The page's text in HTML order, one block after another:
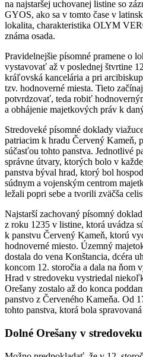
na najstaršej uchovanej listine so
GYOS, ako sa v tomto čase v
lokalita, charakteristika OLYM
známa osada.
Pravidelnejšie písomné pramene o
vystavovať až v poslednej štvrtine
kráľovská kancelária a pri
tzv. hodnoverné miesta. Tieto
potvrdzovať, teda robiť
a obhájenie majetkových práv k
Stredoveké písomné doklady
patriacim k hradu Červený Kameň,
súčasťou tohto panstva. Jednotlivé
správne útvary, ktorých bolo v
panstva býval hrad, ktorý bol
súdnym a vojenským centrom
ležali popri sebe a tvorili zväčša
Najstarší zachovaný písomný
z roku 1235 v listine, ktorá uvádza
k panstvu Červený Kameň, ktorú
hodnoverné miesto. Územný
dostala do vena Konštancia, dcéra
koncom 12. storočia a dala na ňom
Hrad v stredoveku vystriedal
Orešany zostalo až do konca
panstvo z Červeného Kameňa. Od
tohto panstva, ktorá bola
Dolné Orešany v stredoveku